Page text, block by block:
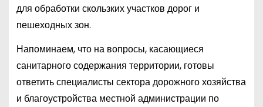
для обработки скользких участков дорог и
пешеходных зон.
Напоминаем, что на вопросы, касающиеся
санитарного содержания территории, готовы
ответить специалисты сектора дорожного хозяйства
и благоустройства местной администрации по